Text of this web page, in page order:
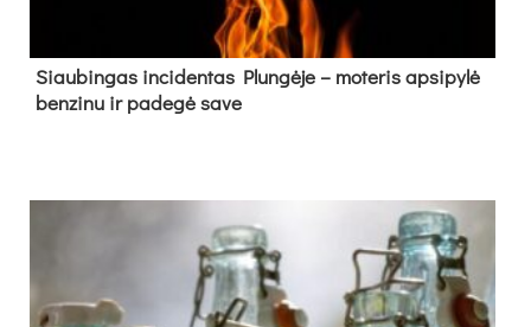
Siau­bin­gas in­ci­den­tas Plun­gė­je – mo­te­ris ap­si­py­lė
ben­zi­nu ir pa­de­gė sa­ve